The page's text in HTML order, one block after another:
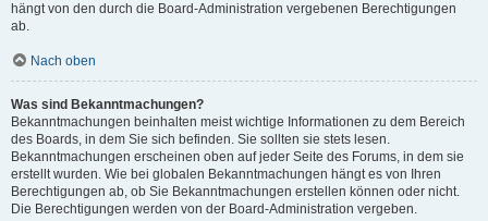
hängt von den durch die Board-Administration vergebenen Berechtigungen
ab.
Nach oben
Was sind Bekanntmachungen?
Bekanntmachungen beinhalten meist wichtige Informationen zu dem Bereich
des Boards, in dem Sie sich befinden. Sie sollten sie stets lesen.
Bekanntmachungen erscheinen oben auf jeder Seite des Forums, in dem sie
erstellt wurden. Wie bei globalen Bekanntmachungen hängt es von Ihren
Berechtigungen ab, ob Sie Bekanntmachungen erstellen können oder nicht.
Die Berechtigungen werden von der Board-Administration vergeben.